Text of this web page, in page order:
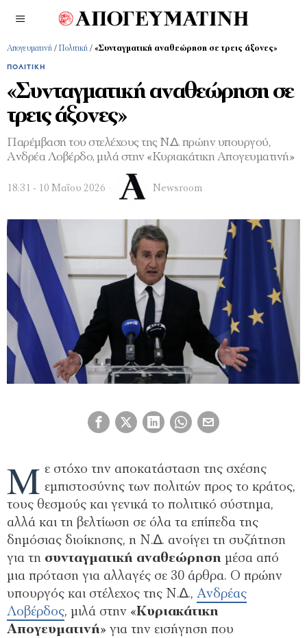
Απογευματινή / Πολιτική / «Συνταγµατική αναθεώρηση σε τρεις άξονες»
ΠΟΛΙΤΙΚΉ
«Συνταγµατική αναθεώρηση σε
τρεις άξονες»
Παρέμβαση του στελέχους της Ν.∆. πρώην υπουργού,
Ανδρέα Λοβέρδο, µιλά στην «Κυριακάτικη Απογευµατινή»
18:31 - 10 Μαΐου 2026 Newsroom
Μ ε στόχο την αποκατάσταση της σχέσης
εµπιστοσύνης των πολιτών προς το κράτος,
τους θεσµούς και γενικά το πολιτικό σύστηµα,
αλλά και τη βελτίωση σε όλα τα επίπεδα της
δηµόσιας διοίκησης, η Ν.∆. ανοίγει τη συζήτηση
για τη συνταγµατική αναθεώρηση µέσα από
µια πρόταση για αλλαγές σε 30 άρθρα. Ο πρώην
υπουργός και στέλεχος της Ν.∆., Ανδρέας
Λοβέρδος, µιλά στην «Κυριακάτικη
Απογευµατινή» για την εισήγηση που